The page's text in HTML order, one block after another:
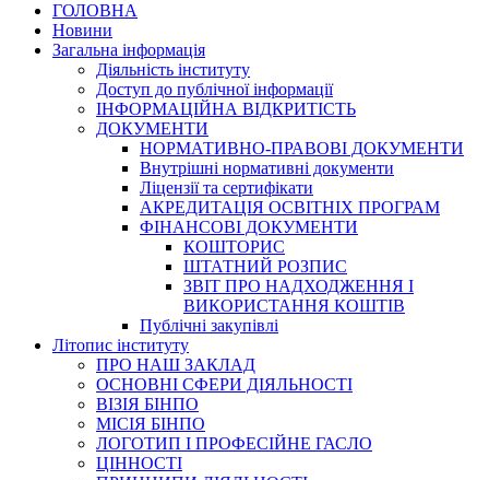
ГОЛОВНА
Новини
Загальна інформація
Діяльність інституту
Доступ до публічної інформації
ІНФОРМАЦІЙНА ВІДКРИТІСТЬ
ДОКУМЕНТИ
НОРМАТИВНО-ПРАВОВІ ДОКУМЕНТИ
Внутрішні нормативні документи
Ліцензії та сертифікати
АКРЕДИТАЦІЯ ОСВІТНІХ ПРОГРАМ
ФІНАНСОВІ ДОКУМЕНТИ
КОШТОРИС
ШТАТНИЙ РОЗПИС
ЗВІТ ПРО НАДХОДЖЕННЯ І
ВИКОРИСТАННЯ КОШТІВ
Публічні закупівлі
Літопис інституту
ПРО НАШ ЗАКЛАД
ОСНОВНІ СФЕРИ ДІЯЛЬНОСТІ
ВІЗІЯ БІНПО
МІСІЯ БІНПО
ЛОГОТИП І ПРОФЕСІЙНЕ ГАСЛО
ЦІННОСТІ